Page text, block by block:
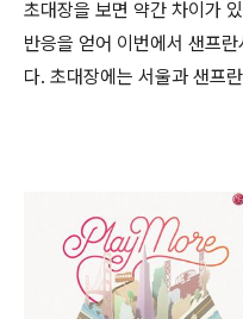
초대장을 보면 약간 차이가
반응을 얻어 이번에서 샌프
다. 초대장에는 서울과 샌프